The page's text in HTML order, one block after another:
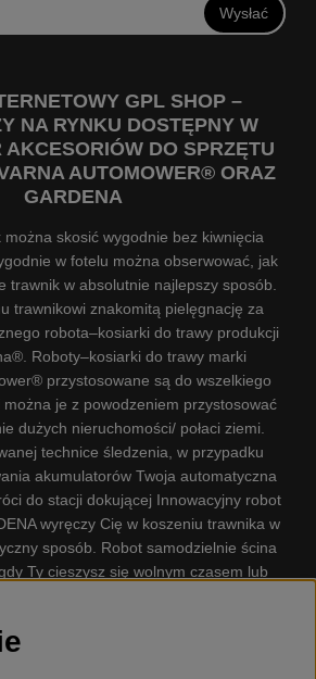
Wysłać
GPL SHOP –
NA RYNKU DOSTĘPNY W
AKCESORIÓW DO SPRZĘTU
AUTOMOWER® ORAZ
GARDENA
można skosić wygodnie bez kiwnięcia
w fotelu można obserwować, jak
trawnik w absolutnie najlepszy sposób.
trawnikowi znakomitą pielęgnację za
robota–kosiarki do trawy produkcji
Roboty–kosiarki do trawy marki
przystosowane są do wszelkiego
je z powodzeniem przystosować
dużych nieruchomości/ połaci ziemi.
technice śledzenia, w przypadku
akumulatorów Twoja automatyczna
do stacji dokującej Innowacyjny robot
wyręczy Cię w koszeniu trawnika w
sposób. Robot samodzielnie ścina
Ty cieszysz się wolnym czasem lub
Firma nasza dysponuje. Gplshop